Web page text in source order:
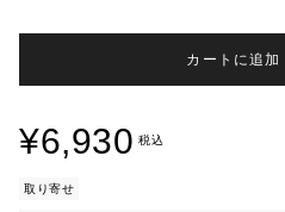
カートに追加
¥6,930 税込
取り寄せ